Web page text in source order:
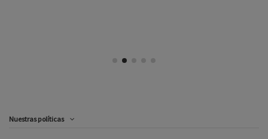
Nuestras políticas